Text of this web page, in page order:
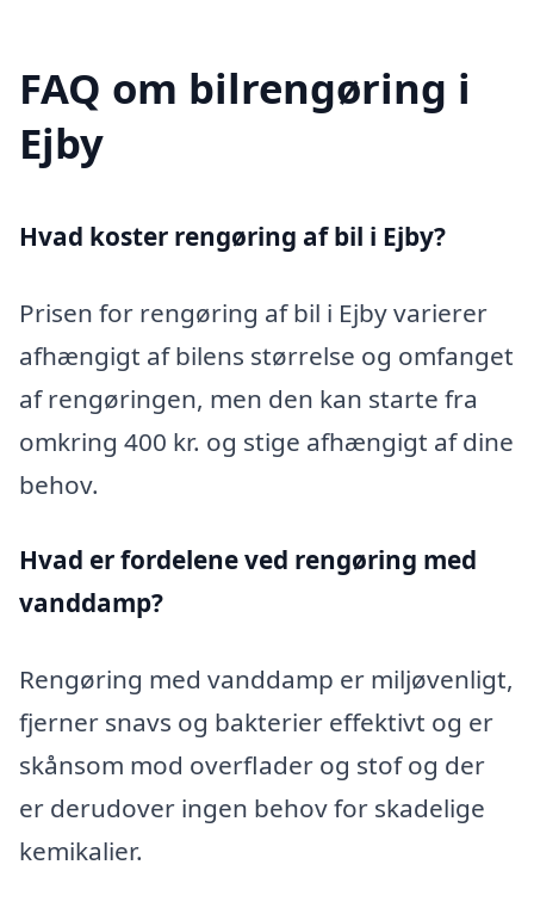
FAQ om bilrengøring i
Ejby
Hvad koster rengøring af bil i Ejby?
Prisen for rengøring af bil i Ejby varierer
afhængigt af bilens størrelse og omfanget
af rengøringen, men den kan starte fra
omkring 400 kr. og stige afhængigt af dine
behov.
Hvad er fordelene ved rengøring med
vanddamp?
Rengøring med vanddamp er miljøvenligt,
fjerner snavs og bakterier effektivt og er
skånsom mod overflader og stof og der
er derudover ingen behov for skadelige
kemikalier.